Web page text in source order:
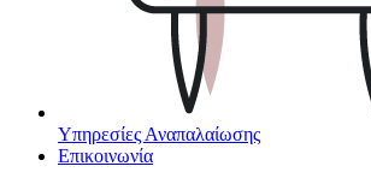
Υπηρεσίες Αναπαλαίωσης
Επικοινωνία